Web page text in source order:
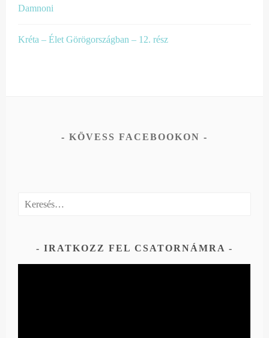
Damnoni
Kréta – Élet Görögországban – 12. rész
KÖVESS FACEBOOKON
Keresés:
IRATKOZZ FEL CSATORNÁMRA